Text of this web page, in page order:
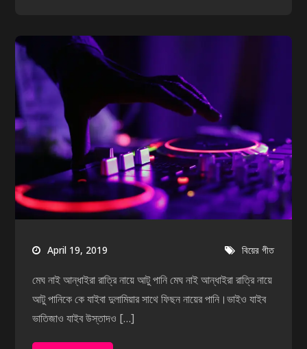
April 19, 2019 বিয়ের গীত
মেঘ নাই আন্ধাইরা রাত্রি নায়ে আটু পানি মেঘ নাই আন্ধাইরা রাত্রি নায়ে
আটু পানিকে কে যাইবা দুলামিয়ার সাথে ফিছন নায়ের পানি।ভাইও যাইব
ভাতিজাও যাইব উস্তাদও […]